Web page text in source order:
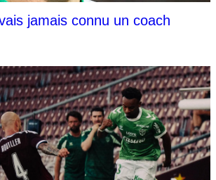
jamais connu un coach